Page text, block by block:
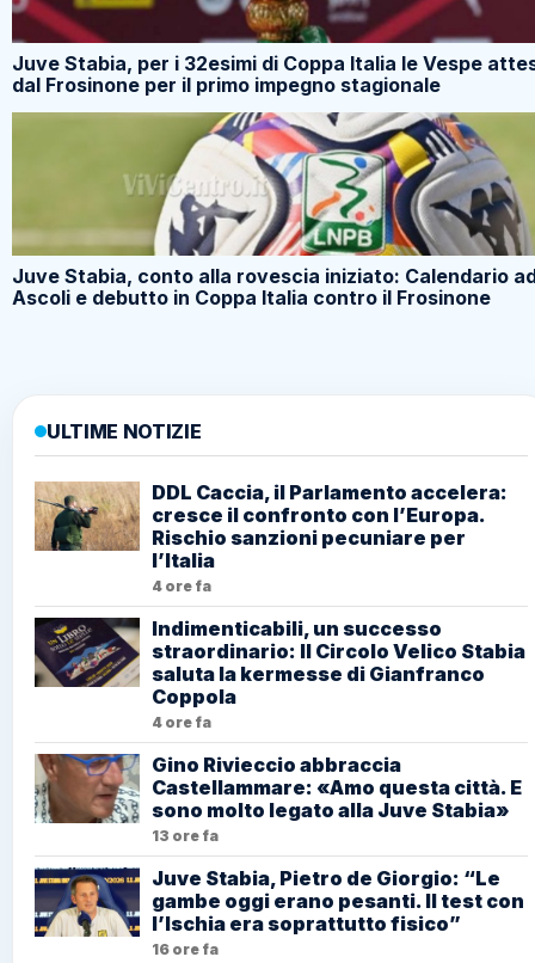
Juve Stabia, per i 32esimi di Coppa Italia le Vespe
dal Frosinone per il primo impegno stagionale
Juve Stabia, conto alla rovescia iniziato: Calendario
Ascoli e debutto in Coppa Italia contro il Frosinone
ULTIME NOTIZIE
DDL Caccia, il Parlamento accelera:
cresce il confronto con l’Europa.
Rischio sanzioni pecuniare per
l’Italia
4 ore fa
Indimenticabili, un successo
straordinario: Il Circolo Velico Stabia
saluta la kermesse di Gianfranco
Coppola
4 ore fa
Gino Rivieccio abbraccia
Castellammare: «Amo questa città. E
sono molto legato alla Juve Stabia»
13 ore fa
Juve Stabia, Pietro de Giorgio: “Le
gambe oggi erano pesanti. Il test con
l’Ischia era soprattutto fisico”
16 ore fa